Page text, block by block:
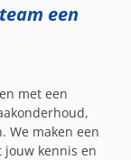
een
met een
We maken een
kennis en